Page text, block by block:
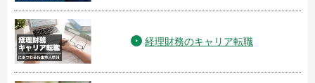
経理財務のキャリア転職